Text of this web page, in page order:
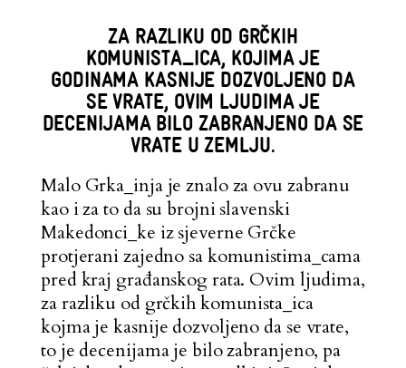
ZA RAZLIKU OD GRČKIH
KOMUNISTA_ICA, KOJIMA JE
GODINAMA KASNIJE DOZVOLJENO DA
SE VRATE, OVIM LJUDIMA JE
DECENIJAMA BILO ZABRANJENO DA SE
VRATE U ZEMLJU.
Malo Grka_inja je znalo za ovu zabranu
kao i za to da su brojni slavenski
Makedonci_ke iz sjeverne Grčke
protjerani zajedno sa komunistima_cama
pred kraj građanskog rata. Ovim ljudima,
za razliku od grčkih komunista_ica
kojma je kasnije dozvoljeno da se vrate,
to je decenijama je bilo zabranjeno, pa